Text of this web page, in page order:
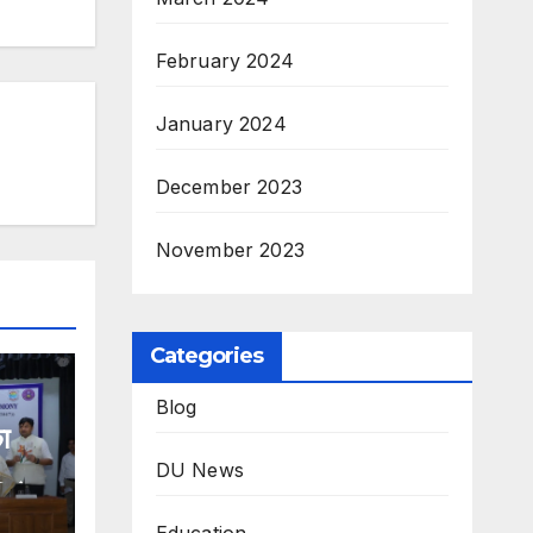
February 2024
January 2024
December 2023
November 2023
Categories
Blog
DU News